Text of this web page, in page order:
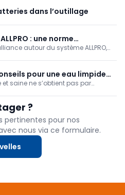
dans l’outillage
: une norme
à batterie
autour du système ALLPRO,
; la technologie sans balais
de vie prolongée.
Kärcher le 1er janvier 2027.
pour une eau limpide
saine ne s’obtient pas par
?
pertinentes pour nos
nous via ce formulaire.